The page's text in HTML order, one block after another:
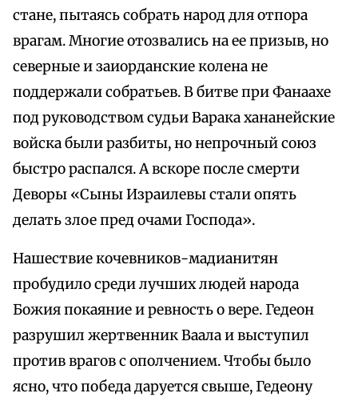
стане, пытаясь собрать народ для отпора
врагам. Многие отозвались на ее призыв, но
северные и заиорданские колена не
поддержали собратьев. В битве при Фанаахе
под руководством судьи Варака хананейские
войска были разбиты, но непрочный союз
быстро распался. А вскоре после смерти
Деворы «Сыны Израилевы стали опять
делать злое пред очами Господа».
Нашествие кочевников-мадианитян
пробудило среди лучших людей народа
Божия покаяние и ревность о вере. Гедеон
разрушил жертвенник Ваала и выступил
против врагов с ополчением. Чтобы было
ясно, что победа даруется свыше, Гедеону